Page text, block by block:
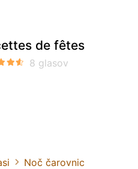
de fêtes
Noč čarovnic